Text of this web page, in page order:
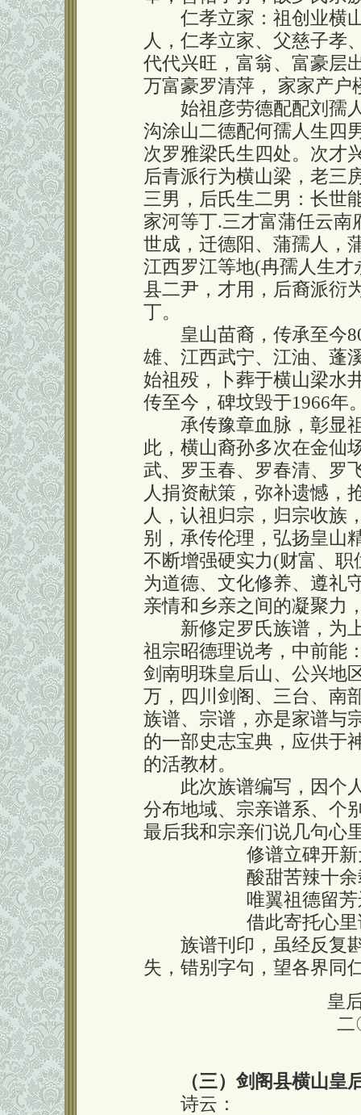
仁孝立家：祖创业横山
人，仁孝立家、父慈子孝
代代兴旺，富翁、富豪层
万富豪罗清萍， 家家产户
始祖彦劳德配配刘孺人
沟涂山二德配何孺人生四
次罗雅梁氏生四处。次才
后青派行为横山梁，老三
三男，后氏生二男：长世
家河等丁.三才富蒲任云
世成，迁德阳、蒲孺人，
江西罗江等地(冉孺人生
县二尹，才用，后裔派衍
丁。
皇山苗裔，传承至今
雄、江西武宁、江油、蓬
始祖殁，卜葬于横山梁水
传至今，碑坟毁于1966年
承传豫章血脉，彰显祖
此，横山裔孙多次在金仙
武、罗玉春、罗春清、罗
人捐资献策，弥补遗憾，
人，认祖归宗，归宗收族
别，承传伦理，弘扬皇山
不断增强硬实力(财富、
为道德、文化修养、遵礼
亲情和乡亲之间的凝聚力
新修定罗氏族谱，为上
祖宗昭德理说考，中前能
剑南明珠皇后山、公兴地
万，四川剑阁、三台、南
族谱、宗谱，亦是家谱与
的一部史志宝典，应供于
的活教材。
此次族谱编写，因个人
分布地域、宗亲谱系、个
最后我和宗亲们说几句心
修谱立碑开
酸甜苦辣十
唯翼祖德留
借此寄托心
族谱刊印，虽经反复斟
失，错别字句，望各界同
皇
二
（三）剑阁县横山皇
诗云：